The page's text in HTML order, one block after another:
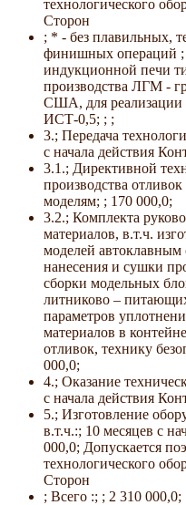
технологического
Сторон
; * - без плавильных,
финишных операций ;
индукционной печи
производства ЛГМ -
США, для реализации
ИСТ-0,5; ; ;
3.; Передача
с начала действия
3.1.; Директивной
производства
моделям; ; 170 000,0;
3.2.; Комплекта
материалов, в.т.ч.
моделей автоклавным
нанесения и сушки
сборки модельных
литниково –
параметров
материалов в
отливок, технику
000,0;
4.; Оказание
с начала действия
5.; Изготовление
в.т.ч.:; 10 месяцев с
000,0; Допускается
технологического
Сторон
; Всего :; ; 2 310 000,0;